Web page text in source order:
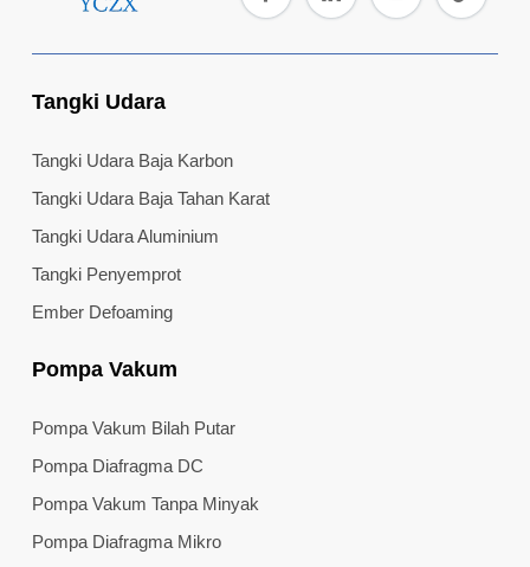
Tangki Udara
Tangki Udara Baja Karbon
Tangki Udara Baja Tahan Karat
Tangki Udara Aluminium
Tangki Penyemprot
Ember Defoaming
Pompa Vakum
Pompa Vakum Bilah Putar
Pompa Diafragma DC
Pompa Vakum Tanpa Minyak
Pompa Diafragma Mikro